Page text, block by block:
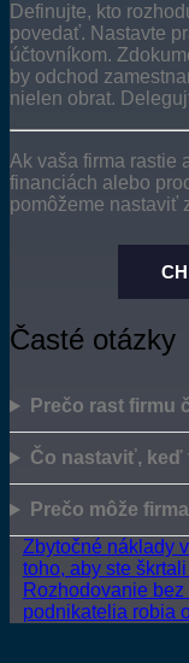
Definujte, kto
povedať. Nastavte
účtovníkom.
by odchod
nielen obrat.
Ak vaša firma rastie
financiách alebo
pomôžeme nastaviť
Časté otázky
Prečo rast firmu
Čo nastaviť, keď
Prečo môže
Zbytočné náklady
toho, aby ste
Rozhodovanie
podnikatelia robia